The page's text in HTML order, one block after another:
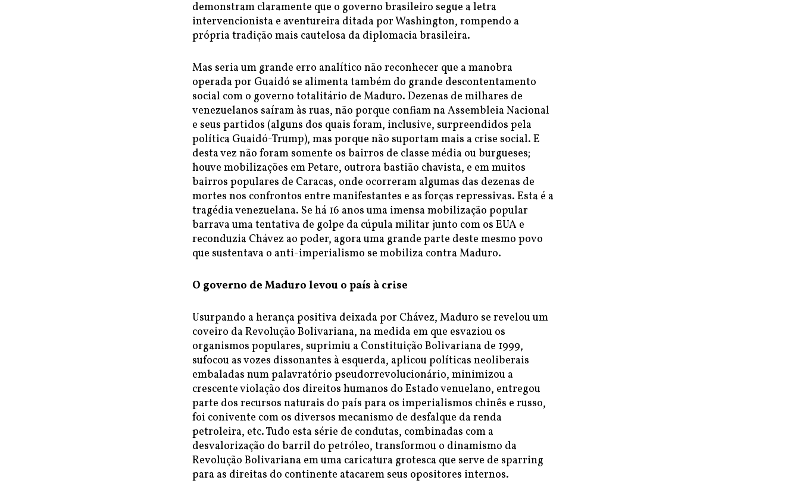
demonstram claramente que o governo brasileiro segue a letra
intervencionista e aventureira ditada por Washington, rompendo a
própria tradição mais cautelosa da diplomacia brasileira.
Mas seria um grande erro analítico não reconhecer que a manobra
operada por Guaidó se alimenta também do grande descontentamento
social com o governo totalitário de Maduro. Dezenas de milhares de
venezuelanos saíram às ruas, não porque confiam na Assembleia Nacional
e seus partidos (alguns dos quais foram, inclusive, surpreendidos pela
política Guaidó-Trump), mas porque não suportam mais a crise social. E
desta vez não foram somente os bairros de classe média ou burgueses;
houve mobilizações em Petare, outrora bastião chavista, e em muitos
bairros populares de Caracas, onde ocorreram algumas das dezenas de
mortes nos confrontos entre manifestantes e as forças repressivas. Esta é a
tragédia venezuelana. Se há 16 anos uma imensa mobilização popular
barrava uma tentativa de golpe da cúpula militar junto com os EUA e
reconduzia Chávez ao poder, agora uma grande parte deste mesmo povo
que sustentava o anti-imperialismo se mobiliza contra Maduro.
O governo de Maduro levou o país à crise
Usurpando a herança positiva deixada por Chávez, Maduro se revelou um
coveiro da Revolução Bolivariana, na medida em que esvaziou os
organismos populares, suprimiu a Constituição Bolivariana de 1999,
sufocou as vozes dissonantes à esquerda, aplicou políticas neoliberais
embaladas num palavratório pseudorrevolucionário, minimizou a
crescente violação dos direitos humanos do Estado venuelano, entregou
parte dos recursos naturais do país para os imperialismos chinês e russo,
foi conivente com os diversos mecanismo de desfalque da renda
petroleira, etc. Tudo esta série de condutas, combinadas com a
desvalorização do barril do petróleo, transformou o dinamismo da
Revolução Bolivariana em uma caricatura grotesca que serve de sparring
para as direitas do continente atacarem seus opositores internos.